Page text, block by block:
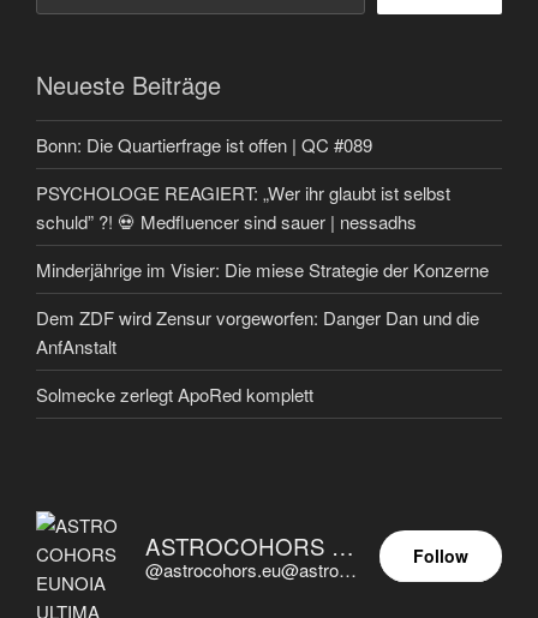
Neueste Beiträge
Bonn: Die Quartierfrage ist offen | QC #089
PSYCHOLOGE REAGIERT: „Wer ihr glaubt ist selbst
schuld” ?! 💀 Medfluencer sind sauer | nessadhs
Minderjährige im Visier: Die miese Strategie der Konzerne
Dem ZDF wird Zensur vorgeworfen: Danger Dan und die
AnfAnstalt
Solmecke zerlegt ApoRed komplett
ASTROCOHORS EUNOIA ULTIMA
@astrocohors.eu@astrocohors.eu
Follow